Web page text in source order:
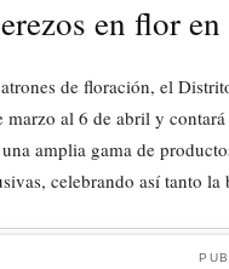
en flor en
de floración, el
al 6 de abril y
amplia gama de
celebrando así tanto